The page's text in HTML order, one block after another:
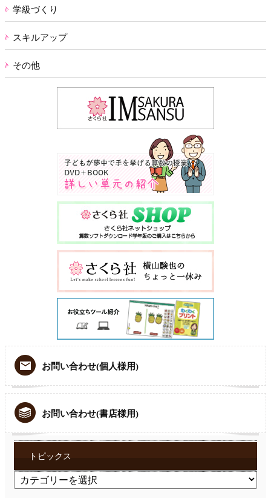
学級づくり
スキルアップ
その他
お問い合わせ(個人様用)
お問い合わせ(書店様用)
トピックス
ト